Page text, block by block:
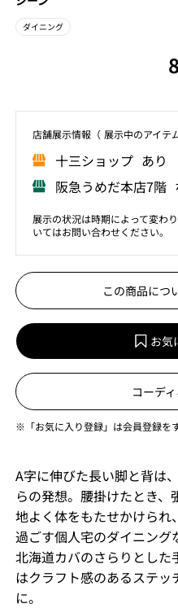
ダイニング
店舗展⽰情報（ 展⽰中のアイテ
⼗三ショップ あり
阪急うめだ本店7階
展示の状況は時期によって変わ
いてはお問い合わせください。
この商品につ
お気
コーデ
※「お気に入り登録」は会員登録を
A字に伸びた長い脚と背は
らの発想。腰掛けたとき
地よく体をもたせかけら
過ごす個人宅のダイニング
北海道カバのさらりとし
はクラフト感のあるステッ
に。